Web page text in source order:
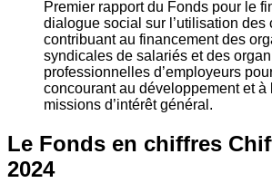
Premier rapport du Fonds pour le
dialogue social sur l’utilisation des
contribuant au financement des
syndicales de salariés et des
professionnelles d’employeurs
concourant au développement et à
missions d’intérêt général.
Le Fonds en chiffres
2024